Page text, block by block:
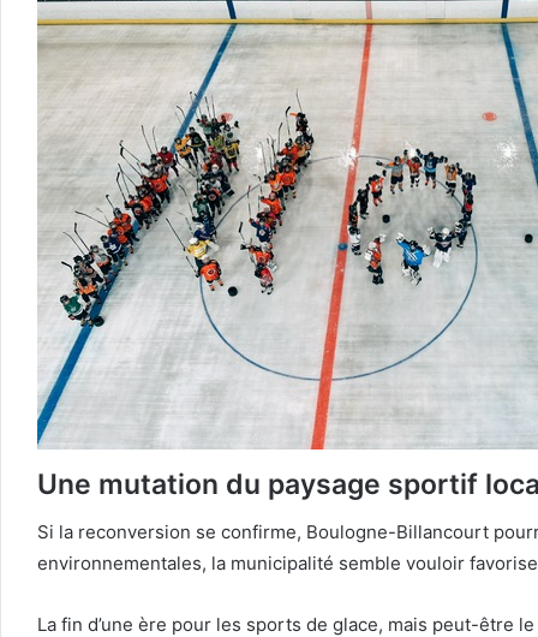
Une mutation du paysage sportif
Si la reconversion se confirme, Boulogne-Billancourt
environnementales, la municipalité semble vouloir
La fin d’une ère pour les sports de glace, mais peut-être